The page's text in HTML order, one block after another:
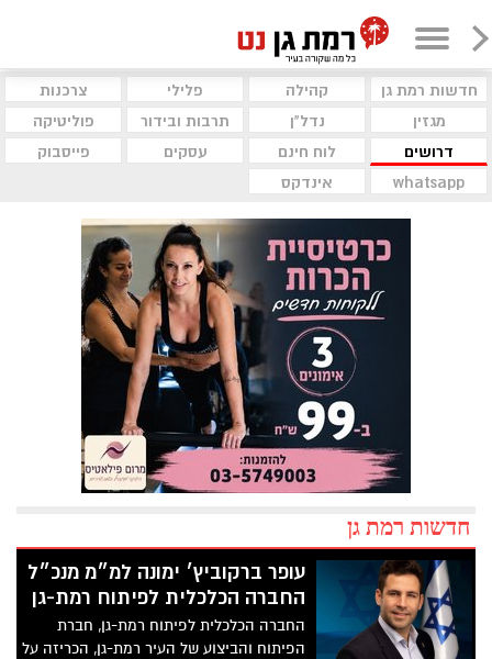
חדשות רמת גן קהילה פלילי
צרכנות
מגזין
נדל"ן תרבות ובידור
פוליטיקה
דרושים
לוח חינם עסקים
פייסבוק
whatsapp
אינדקס
חדשות רמת גן
עופר ברקוביץ׳ ימונה למ״מ מנכ״ל
החברה הכלכלית לפיתוח רמת-גן
החברה הכלכלית לפיתוח רמת-גן, חברת
הפיתוח והביצוע של העיר רמת-גן, הכריזה על